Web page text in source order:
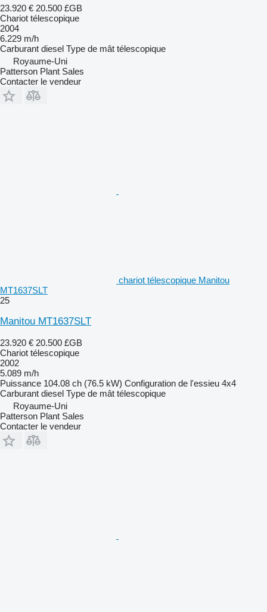
23.920 € 20.500 £GB
Chariot télescopique
2004
6.229 m/h
Carburant diesel Type de mât télescopique
Royaume-Uni
Patterson Plant Sales
Contacter le vendeur
chariot télescopique Manitou
MT1637SLT
25
Manitou MT1637SLT
23.920 € 20.500 £GB
Chariot télescopique
2002
5.089 m/h
Puissance 104.08 ch (76.5 kW) Configuration de l'essieu 4x4
Carburant diesel Type de mât télescopique
Royaume-Uni
Patterson Plant Sales
Contacter le vendeur